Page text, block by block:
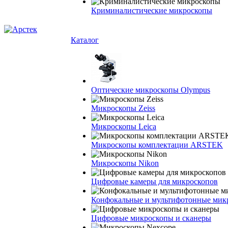
Криминалистические микроскопы
Каталог
Оптические микроскопы Olympus
Микроскопы Zeiss
Микроскопы Leica
Микроскопы комплектации ARSTEK
Микроскопы Nikon
Цифровые камеры для микроскопов
Конфокальные и мультифотонные
Цифровые микроскопы и сканеры